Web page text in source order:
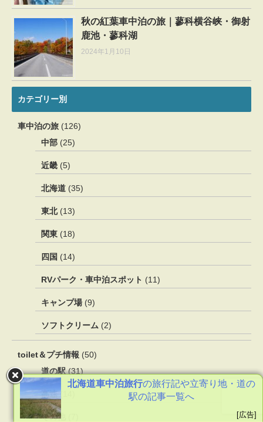
秋の紅葉車中泊の旅｜蓼科横谷峡・御射
鹿池・蓼科湖
2024年1月10日
カテゴリー別
車中泊の旅 (126)
中部 (25)
近畿 (5)
北海道 (35)
東北(13)
関東 (18)
四国 (14)
RVパーク・車中泊スポット (11)
キャンプ場 (9)
ソフトクリーム (2)
toilet＆プチ情報 (50)
道の駅(31)
高速(14)
その他
北海道車中泊旅行の旅行記や立寄り地・道の
駅の記事一覧へ
[広告]